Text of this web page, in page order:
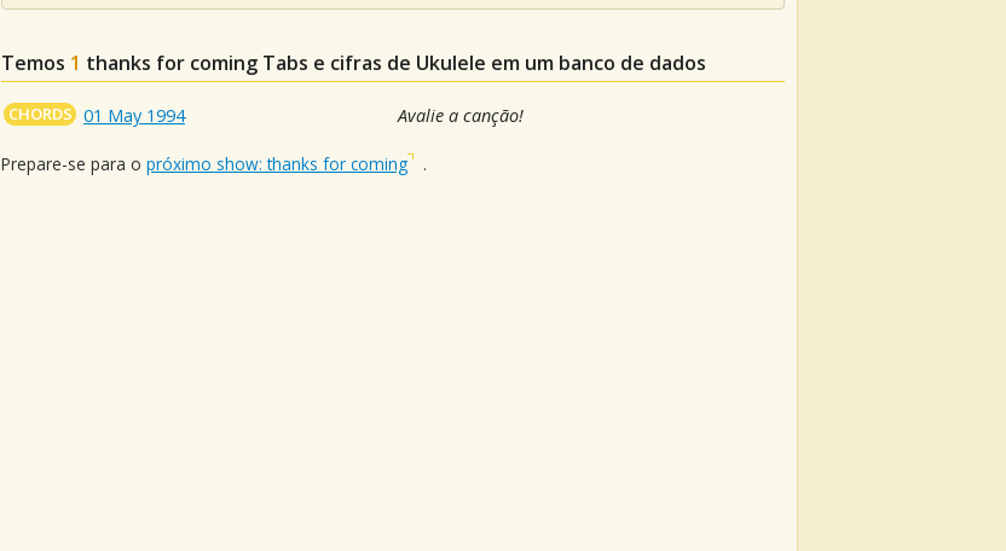
Temos 1 thanks for coming Tabs e cifras de Ukulele em um banco de dados
CHORDS 01 May 1994 Avalie a canção!
Prepare-se para o próximo show: thanks for coming .